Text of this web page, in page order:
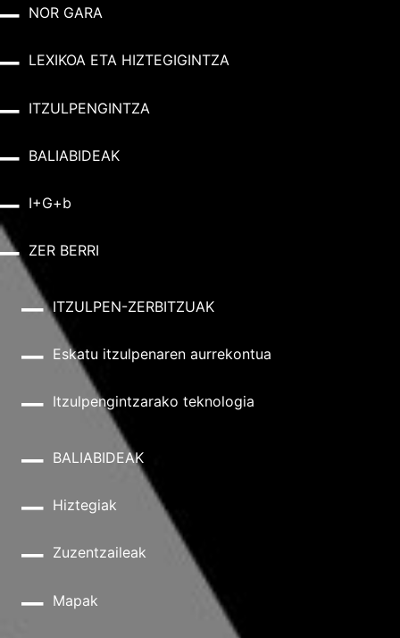
NOR GARA
LEXIKOA ETA HIZTEGIGINTZA
ITZULPENGINTZA
BALIABIDEAK
I+G+b
ZER BERRI
ITZULPEN-ZERBITZUAK
Eskatu itzulpenaren aurrekontua
Itzulpengintzarako teknologia
BALIABIDEAK
Hiztegiak
Zuzentzaileak
Mapak